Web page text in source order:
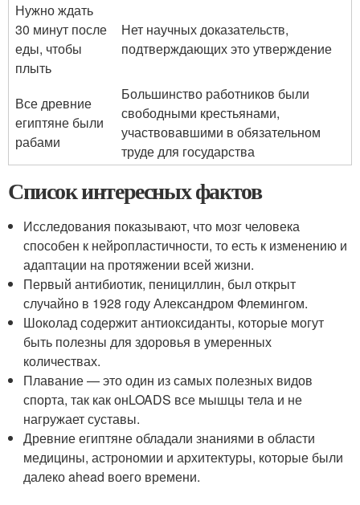
Нужно ждать
30 минут после
еды, чтобы
плыть
Нет научных доказательств,
подтверждающих это утверждение
Все древние
египтяне были
рабами
Большинство работников были
свободными крестьянами,
участвовавшими в обязательном
труде для государства
Список интересных фактов
Исследования показывают, что мозг человека
способен к нейропластичности, то есть к изменению и
адаптации на протяжении всей жизни.
Первый антибиотик, пенициллин, был открыт
случайно в 1928 году Александром Флемингом.
Шоколад содержит антиоксиданты, которые могут
быть полезны для здоровья в умеренных
количествах.
Плавание — это один из самых полезных видов
спорта, так как онLOADS все мышцы тела и не
нагружает суставы.
Древние египтяне обладали знаниями в области
медицины, астрономии и архитектуры, которые были
далеко ahead воего времени.